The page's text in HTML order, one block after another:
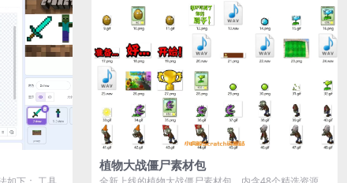
植物大战僵尸素材包